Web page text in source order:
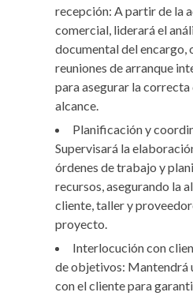
recepción: A partir de la
comercial, liderará el
documental del encargo,
reuniones de arranque
para asegurar la
alcance.
Planificación y
Supervisará la
órdenes de trabajo y
recursos, asegurando la
cliente, taller y
proyecto.
Interlocución con
de objetivos: Mantendrá
con el cliente para